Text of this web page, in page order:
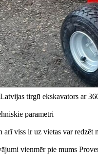
tirgū ekskavators ar
parametri
viss ir uz vietas var redzēt
vienmēr pie mums